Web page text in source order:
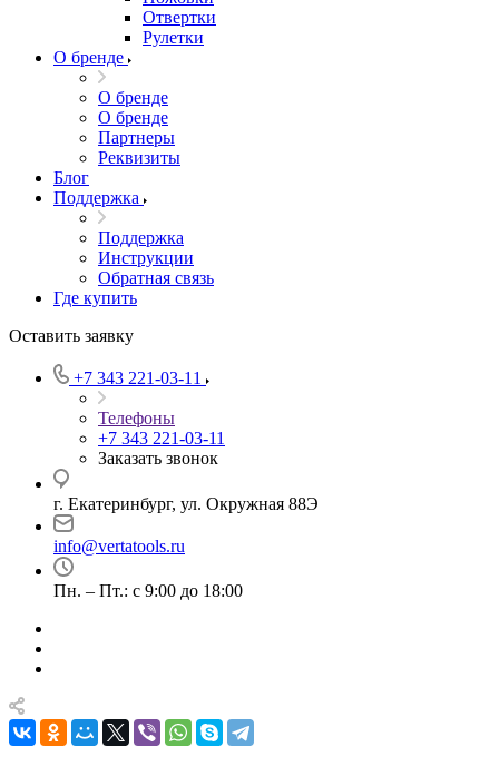
Отвертки
Рулетки
О бренде
О бренде
О бренде
Партнеры
Реквизиты
Блог
Поддержка
Поддержка
Инструкции
Обратная связь
Где купить
Оставить заявку
+7 343 221-03-11
Телефоны
+7 343 221-03-11
Заказать звонок
г. Екатеринбург, ул. Окружная 88Э
info@vertatools.ru
Пн. – Пт.: с 9:00 до 18:00